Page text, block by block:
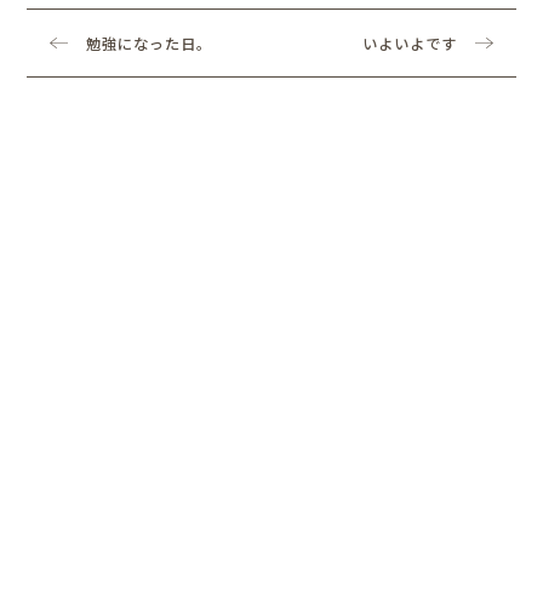
勉強になった日。 いよいよです